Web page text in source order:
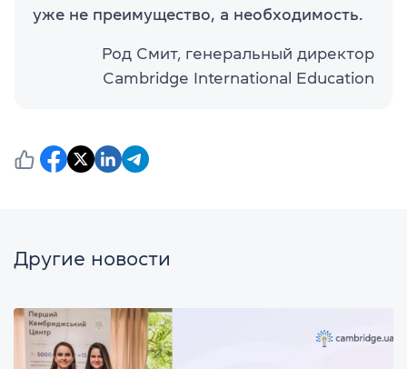
уже не преимущество, а необходимость.
Род Смит, генеральный директор
Cambridge International Education
Другие новости